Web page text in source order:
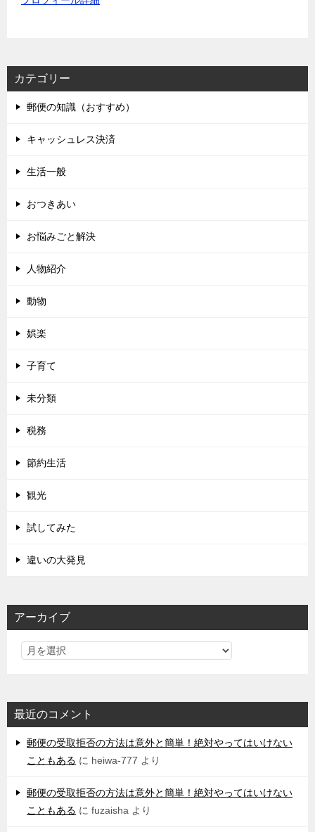
カテゴリー
郵便の知識（おすすめ）
キャッシュレス決済
生活一般
おつきあい
お悩みごと解決
人物紹介
動物
娯楽
子育て
未分類
税務
節約生活
観光
試してみた
違いの大発見
アーカイブ
最近のコメント
郵便の受取拒否の方法は意外と簡単！絶対やってはいけない
こともある に heiwa-777 より
郵便の受取拒否の方法は意外と簡単！絶対やってはいけない
こともある に fuzaisha より